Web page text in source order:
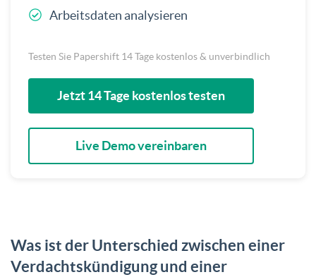
Arbeitsdaten analysieren
Testen Sie Papershift 14 Tage kostenlos & unverbindlich
Jetzt 14 Tage kostenlos testen
Live Demo vereinbaren
Was ist der Unterschied zwischen einer
Verdachtskündigung und einer